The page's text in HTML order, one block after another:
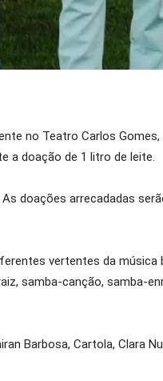
no Teatro Carlos
a doação de 1 litro de leite.
doações arrecadadas
vertentes da música
samba-canção, samba-
Barbosa, Cartola, Clara